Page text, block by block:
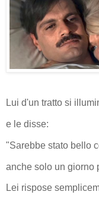
Lui d'un tratto si
e le disse:
"Sarebbe stato bello
anche solo un giorno
Lei rispose